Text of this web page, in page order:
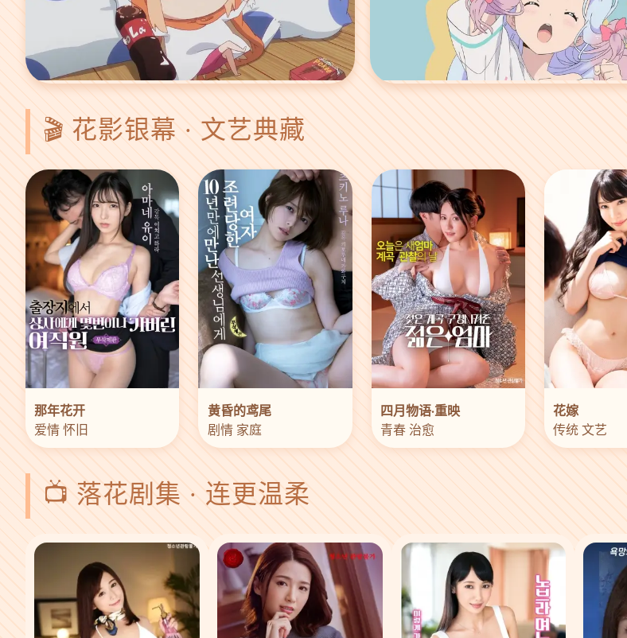
🎬 花影银幕 · 文艺典藏
那年花开
爱情 怀旧
黄昏的鸢尾
剧情 家庭
四月物语·重映
青春 治愈
花嫁
传统 文艺
📺 落花剧集 · 连更温柔